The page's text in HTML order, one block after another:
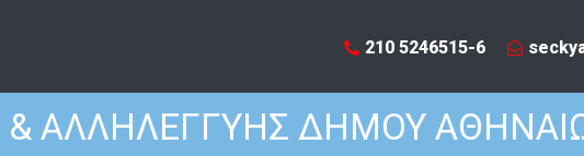
210 5246515-6​
ΑΛΛΗΛΕΓΓΥΗΣ ΔΗΜΟΥ